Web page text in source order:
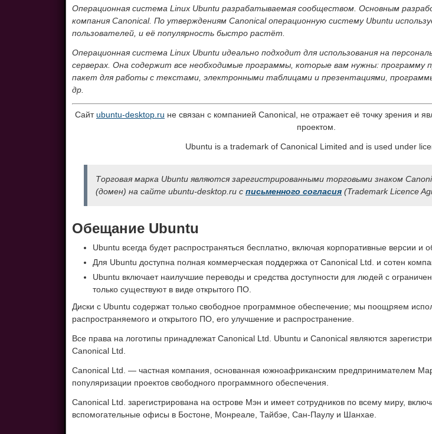
Операционная система Linux Ubuntu разрабатываемая сообществом. Основным
компания Canonical. По утверждениям Canonical операционную систему Ubuntu
пользователей, и её популярность быстро растёт.
Операционная система Linux Ubuntu идеально подходит для использования на
серверах. Она содержит все необходимые программы, которые вам нужны:
пакет для работы с текстами, электронными таблицами и презентациями,
др.
Сайт ubuntu-desktop.ru не связан с компанией Canonical, не отражает её точку зрения и
проектом.
Ubuntu is a trademark of Canonical Limited and is used under
Торговая марка Ubuntu являются зарегистрированными торговыми знаком
(домен) на сайте ubuntu-desktop.ru с письменного согласия (Trademark Licence
Обещание Ubuntu
Ubuntu всегда будет распространяться бесплатно, включая корпоративные версии и
Для Ubuntu доступна полная коммерческая поддержка от Canonical Ltd. и сотен
Ubuntu включает наилучшие переводы и средства доступности для людей с
только существуют в виде открытого ПО.
Диски c Ubuntu содержат только свободное программное обеспечение; мы поощряем
распространяемого и открытого ПО, его улучшение и распространение.
Все права на логотипы принадлежат Canonical Ltd. Ubuntu и Canonical являются
Canonical Ltd.
Canonical Ltd. — частная компания, основанная южноафриканским предпринимателем
популяризации проектов свободного программного обеспечения.
Canonical Ltd. зарегистрирована на острове Мэн и имеет сотрудников по всему миру,
вспомогательные офисы в Бостоне, Монреале, Тайбэе, Сан-Паулу и Шанхае.